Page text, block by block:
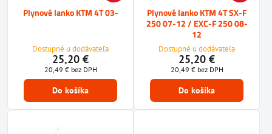
Plynové lanko KTM 4T 03-
Dostupné u dodávateľa
25,20 €
20,49 € bez DPH
Do košíka
Plynové lanko KTM 4T SX-F
250 07-12 / EXC-F 250 08-
12
Dostupné u dodávateľa
25,20 €
20,49 € bez DPH
Do košíka